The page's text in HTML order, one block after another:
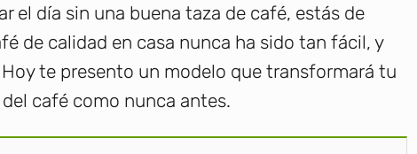
el día sin una buena taza de café, estás de
de calidad en casa nunca ha sido tan fácil, y
te presento un modelo que transformará tu
café como nunca antes.